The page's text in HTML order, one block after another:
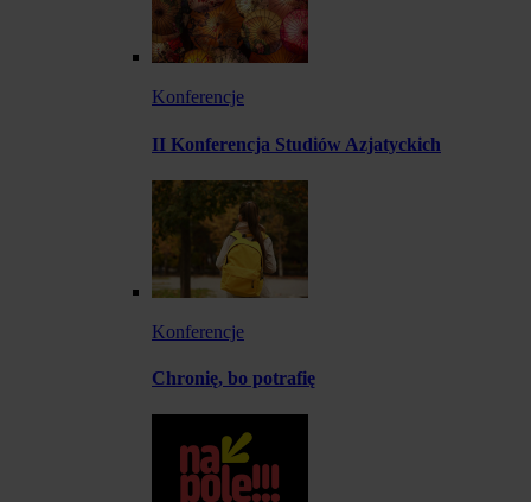
Konferencje
II Konferencja Studiów Azjatyckich
Konferencje
Chronię, bo potrafię